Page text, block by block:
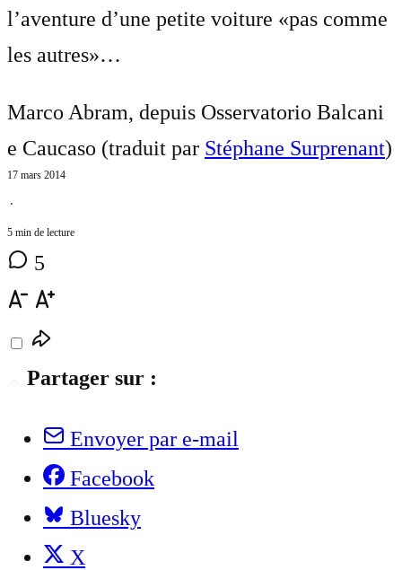
l’aventure d’une petite voiture «pas comme
les autres»…
Marco Abram, depuis Osservatorio Balcani
e Caucaso (traduit par Stéphane Surprenant)
17 mars 2014
⋅
5 min de lecture
5
Partager sur :
Envoyer par e-mail
Facebook
Bluesky
X